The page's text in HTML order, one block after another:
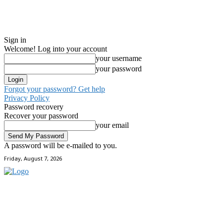
Sign in
Welcome! Log into your account
your username
your password
Forgot your password? Get help
Privacy Policy
Password recovery
Recover your password
your email
A password will be e-mailed to you.
Friday, August 7, 2026